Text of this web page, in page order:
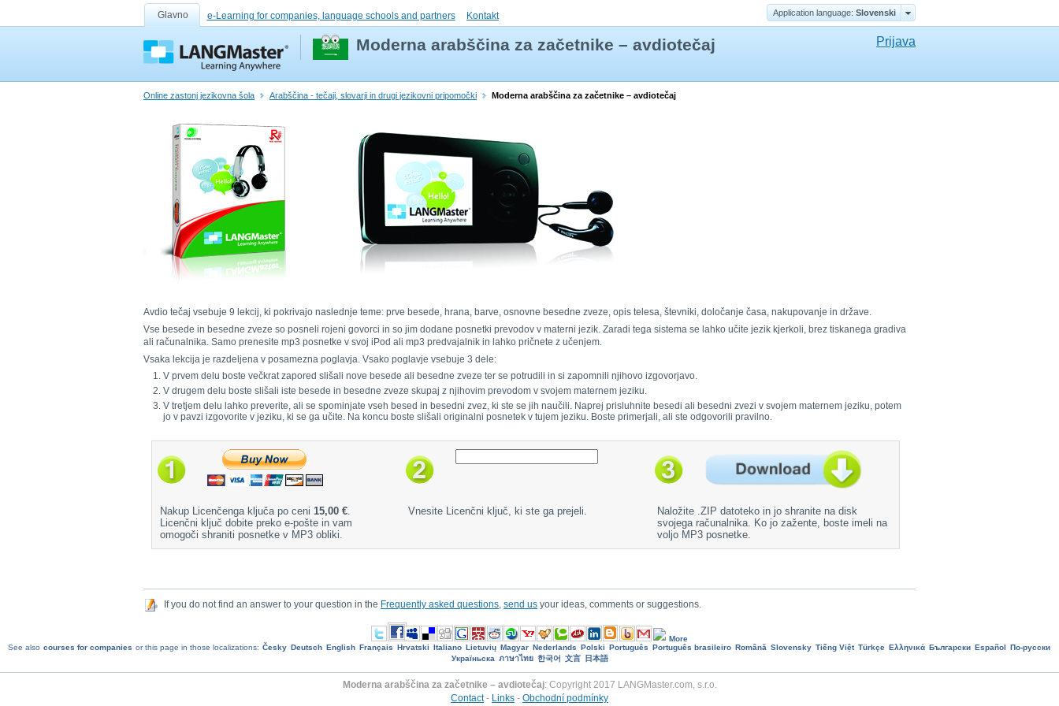
Glavno e-Learning for companies, language schools and partners Kontakt Application language: Slovenski
Moderna arabščina za začetnike – avdiotečaj Prijava
Online zastonj jezikovna šola Arabščina - tečaji, slovarji in drugi jezikovni pripomočki Moderna arabščina za začetnike – avdiotečaj
Avdio tečaj vsebuje 9 lekcij, ki pokrivajo naslednje teme: prve besede, hrana, barve, osnovne besedne zveze, opis telesa, števniki, določanje časa, nakupovanje in države.
Vse besede in besedne zveze so posneli rojeni govorci in so jim dodane posnetki prevodov v materni jezik. Zaradi tega sistema se lahko učite jezik kjerkoli, brez tiskanega gradiva
ali računalnika. Samo prenesite mp3 posnetke v svoj iPod ali mp3 predvajalnik in lahko pričnete z učenjem.
Vsaka lekcija je razdeljena v posamezna poglavja. Vsako poglavje vsebuje 3 dele:
V prvem delu boste večkrat zapored slišali nove besede ali besedne zveze ter se potrudili in si zapomnili njihovo izgovorjavo.
V drugem delu boste slišali iste besede in besedne zveze skupaj z njihovim prevodom v svojem maternem jeziku.
V tretjem delu lahko preverite, ali se spominjate vseh besed in besedni zvez, ki ste se jih naučili. Naprej prisluhnite besedi ali besedni zvezi v svojem maternem jeziku, potem
jo v pavzi izgovorite v jeziku, ki se ga učite. Na koncu boste slišali originalni posnetek v tujem jeziku. Boste primerjali, ali ste odgovorili pravilno.
Nakup Licenčenga ključa po ceni 15,00 €.
Licenčni ključ dobite preko e-pošte in vam
omogoči shraniti posnetke v MP3 obliki.
Vnesite Licenčni ključ, ki ste ga prejeli.
Naložite .ZIP datoteko in jo shranite na disk
svojega računalnika. Ko jo zažente, boste imeli na
voljo MP3 posnetke.
If you do not find an answer to your question in the Frequently asked questions send us your ideas, comments or suggestions.
More
See also courses for companies or this page in those localizations: Česky Deutsch English Français Hrvatski Italiano Lietuvių Magyar Nederlands Polski Português Português brasileiro Română Slovensky Tiếng Việt Türkçe Ελληνικά Български Еspañol
По-русски
Україньска ภาษาไทย 한국어 文言 日本語
Moderna arabščina za začetnike – avdiotečaj: Copyright 2017 LANGMaster.com, s.r.o.
Contact- Links - Obchodní podmínky